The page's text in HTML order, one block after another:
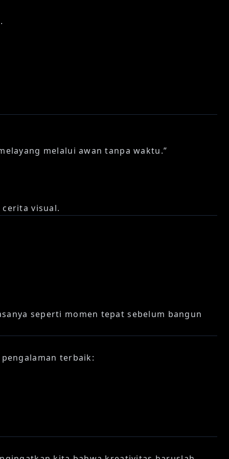
melalui awan tanpa waktu.”
visual.
seperti momen tepat sebelum bangun
terbaik: